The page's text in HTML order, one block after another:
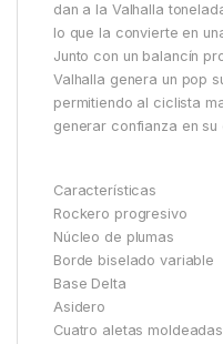
dan a la Valhalla
lo que la convierte en
Junto con un balancín
Valhalla genera un pop
permitiendo al ciclista
generar confianza en su
Características
Rockero progresivo
Núcleo de plumas
Borde biselado variable
Base Delta
Asidero
Cuatro aletas moldeadas